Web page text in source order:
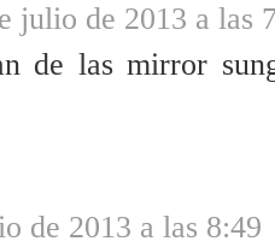
julio de 2013 a las
de las mirror
de 2013 a las 8:49